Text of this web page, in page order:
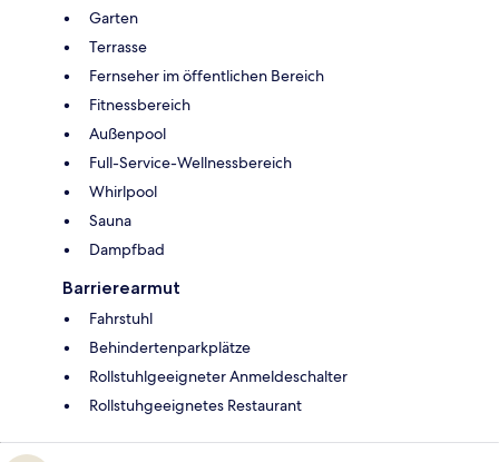
Garten
Terrasse
Fernseher im öffentlichen Bereich
Fitnessbereich
Außenpool
Full-Service-Wellnessbereich
Whirlpool
Sauna
Dampfbad
Barrierearmut
Fahrstuhl
Behindertenparkplätze
Rollstuhlgeeigneter Anmeldeschalter
Rollstuhgeeignetes Restaurant